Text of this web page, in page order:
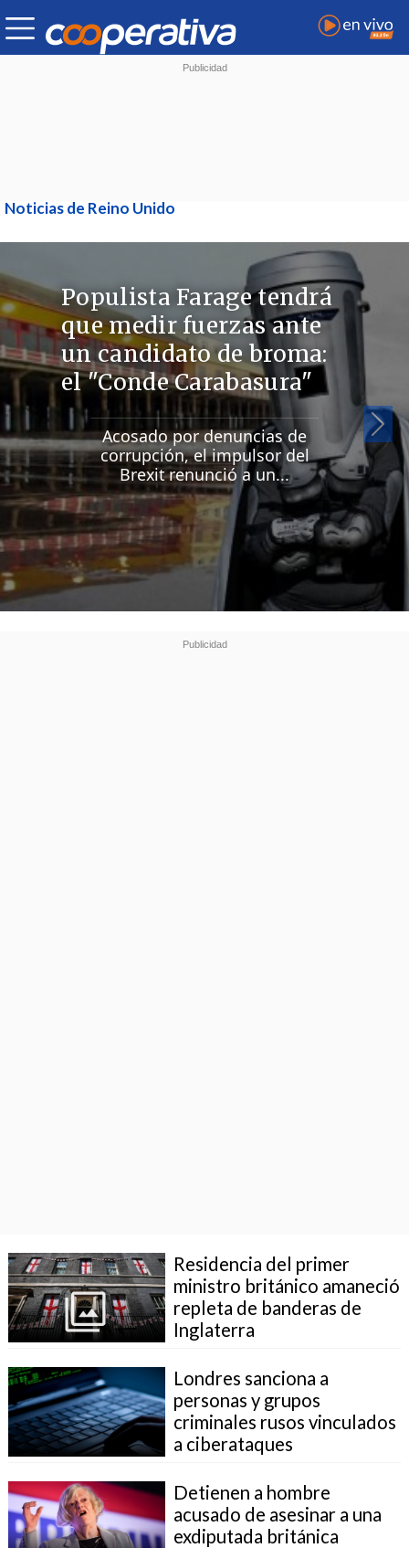
Noticias de Reino Unido
Populista Farage tendrá
que medir fuerzas ante
un candidato de broma:
el "Conde Carabasura"
Acosado por denuncias de
corrupción, el impulsor del
Brexit renunció a un...
Residencia del primer
ministro británico amaneció
repleta de banderas de
Inglaterra
Londres sanciona a
personas y grupos
criminales rusos vinculados
a ciberataques
Detienen a hombre
acusado de asesinar a una
exdiputada británica